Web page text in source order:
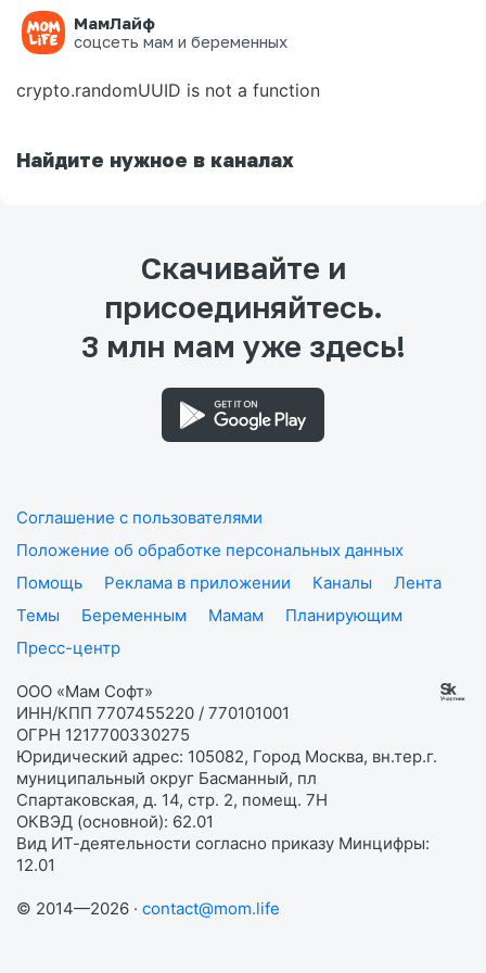
МамЛайф
соцсеть мам и беременных
Ошибка на странице
crypto.randomUUID is not a function
Найдите нужное в каналах
Скачивайте и
присоединяйтесь.
3 млн мам уже здесь!
Соглашение с пользователями
Положение об обработке персональных данных
Помощь
Реклама в приложении Каналы
Лента
Темы
Беременным Мамам
Планирующим
Пресс-центр
ООО «Мам Софт»
ИНН/КПП 7707455220 / 770101001
ОГРН 1217700330275
Юридический адрес: 105082, Город Москва, вн.тер.г.
муниципальный округ Басманный, пл
Спартаковская, д. 14, стр. 2, помещ. 7Н
ОКВЭД (основной): 62.01
Вид ИТ-деятельности согласно приказу Минцифры:
12.01
© 2014—2026 · contact@mom.life